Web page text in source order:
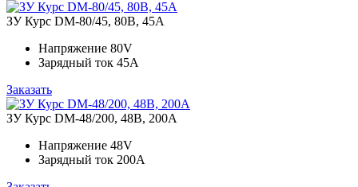
ЗУ Курс DM-80/45, 80В, 45А
Напряжение 80V
Зарядный ток 45A
Заказать
ЗУ Курс DM-48/200, 48В, 200А
Напряжение 48V
Зарядный ток 200A